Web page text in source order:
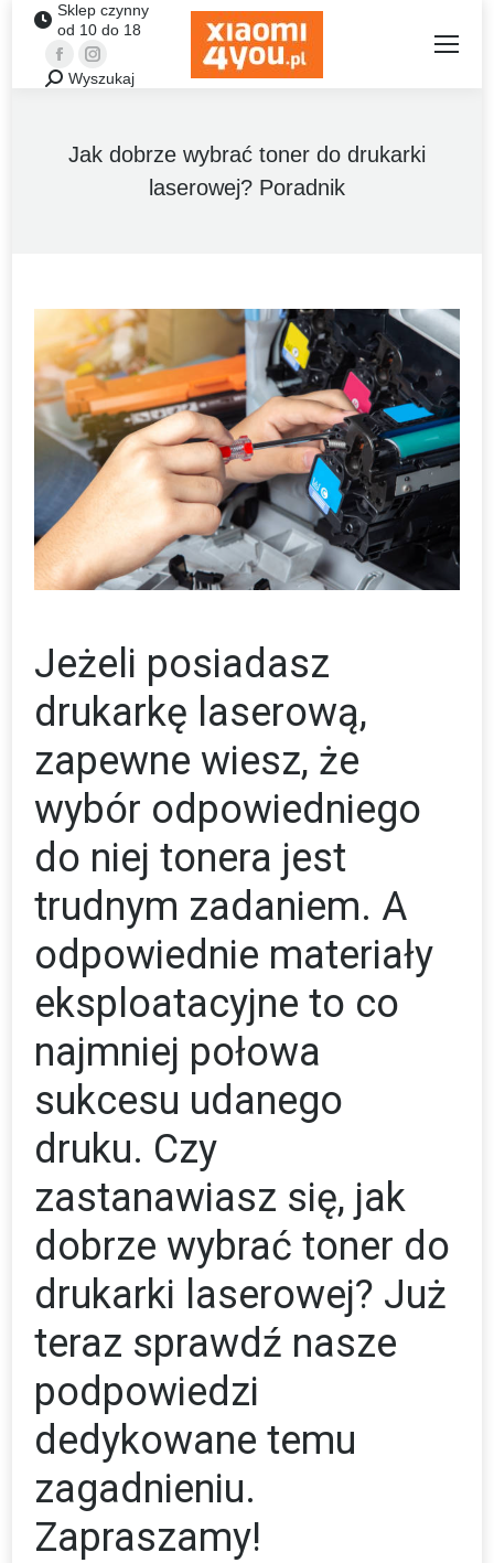
Sklep czynny
od 10 do 18
FacebookInstagram
Szukaj:Wyszukaj
Jak dobrze wybrać toner do drukarki
laserowej? Poradnik
Jeżeli posiadasz
drukarkę laserową,
zapewne wiesz, że
wybór odpowiedniego
do niej tonera jest
trudnym zadaniem. A
odpowiednie materiały
eksploatacyjne to co
najmniej połowa
sukcesu udanego
druku. Czy
zastanawiasz się, jak
dobrze wybrać toner do
drukarki laserowej? Już
teraz sprawdź nasze
podpowiedzi
dedykowane temu
zagadnieniu.
Zapraszamy!